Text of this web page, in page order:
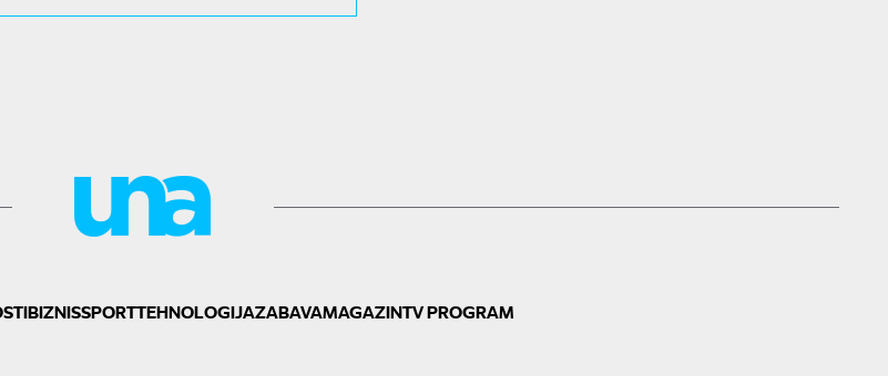
BIZNISSPORTTEHNOLOGIJAZABAVAMAGAZINTV PROGRAM